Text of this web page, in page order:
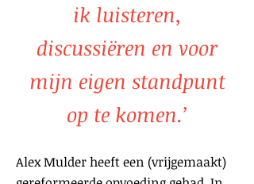
ik luisteren,
discussiëren en voor
mijn eigen standpunt
op te komen.’
Alex Mulder heeft een (vrijgemaakt)